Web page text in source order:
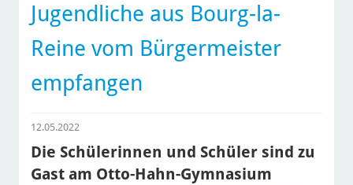
Jugendliche aus Bourg-la-
Reine vom Bürgermeister
empfangen
12.05.2022
Die Schülerinnen und Schüler sind zu
Gast am Otto-Hahn-Gymnasium